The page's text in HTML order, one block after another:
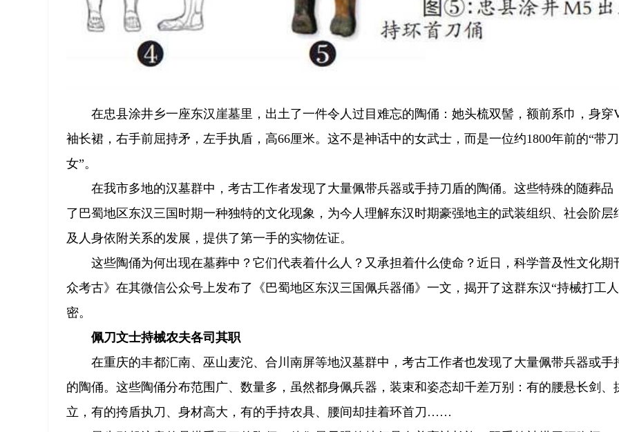
在忠县涂井乡一座东汉崖墓里，出土了一件令人过目难忘的陶俑：她头梳双髻，额前系巾，身穿
袖长裙，右手前屈持矛，左手执盾，高66厘米。这不是神话中的女武士，而是一位约1800年前的“带
女”。
在我市多地的汉墓群中，考古工作者发现了大量佩带兵器或手持刀盾的陶俑。这些特殊的随葬品
了巴蜀地区东汉三国时期一种独特的文化现象，为今人理解东汉时期豪强地主的武装组织、社会阶层
及人身依附关系的发展，提供了第一手的实物佐证。
这些陶俑为何出现在墓葬中？它们代表着什么人？又承担着什么使命？近日，科学普及性文化期
众考古》在其微信公众号上发布了《巴蜀地区东汉三国佩兵器俑》一文，揭开了这群东汉“持械打工
密。
佩刀文士持械农夫各司其职
在重庆的丰都汇南、巫山麦沱、合川南屏等地汉墓群中，考古工作者也发现了大量佩带兵器或手
的陶俑。这些陶俑分布范围广、数量多，虽然都身佩兵器，装束和姿态却千差万别：有的腰悬长剑、
立，有的挎盾执刀、身材高大，有的手持农具、腰间却挂着环首刀……